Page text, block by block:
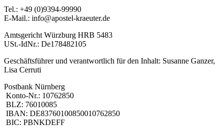
Tel.: +49 (0)9394-99990
E-Mail.: info@apostel-kraeuter.de
Amtsgericht Würzburg HRB 5483
USt.-IdNr.: De178482105
Geschäftsführer und verantwortlich für den Inhalt: Susanne Ganzer,
Lisa Cerruti
Postbank Nürnberg
Konto-Nr.: 10762850
BLZ: 76010085
IBAN: DE83760100850010762850
BIC: PBNKDEFF